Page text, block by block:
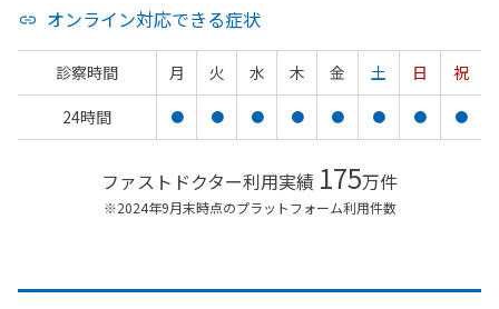
オンライン対応できる症状
診察時間 月 火 水 木 金 土 日
祝
24時間
● ● ● ● ● ● ● ●
ファストドクター利用実績 175万件
※2024年9月末時点のプラットフォーム利用件数